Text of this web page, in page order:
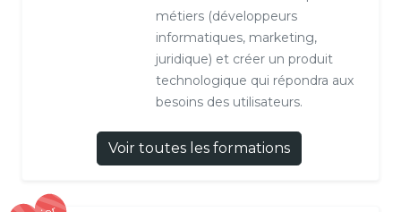
métiers (développeurs
informatiques, marketing,
juridique) et créer un produit
technologique qui répondra aux
besoins des utilisateurs.
Voir toutes les formations